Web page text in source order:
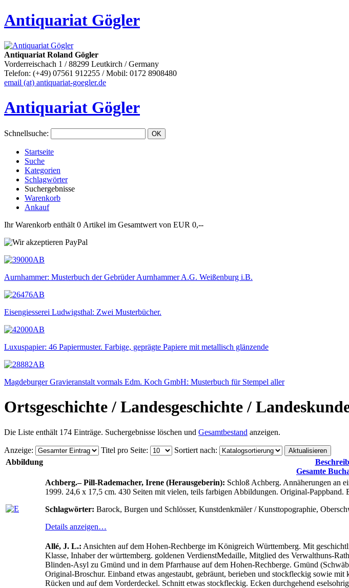
Antiquariat Gögler
Antiquariat Roland Gögler
Vorderreischach 1 / 88299 Leutkirch / Germany
Telefon: (+49) 07561 912255 / Mobil: 0172 8908480
email (at) antiquariat-goegler.de
Antiquariat Gögler
Schnellsuche:
Startseite
Suche
Kategorien
Schlagwörter
Suchergebnisse
Warenkorb
Ankauf
Ihr Warenkorb enthält 0 Artikel im Gesamtwert von EUR 0,--
Aurnhammer: Musterbuch der Gebrüder Aurnhammer A.G. Weißenburg i.B.
Eisengiesserei Ludwigsthal: Zwei Musterbücher.
Luxuspapier: 46 Papiermuster. Farbige, geprägte Papiere mit metallisch glänzende
Magdeburger Gravieranstalt vormals Edm. Koch GmbH: Musterbuch für Stempel aller
Ortsgeschichte / Landesgeschichte /
Die Liste enthält 174 Einträge. Suchergebnisse löschen und Gesamtbestand anzeigen.
Anzeige: Titel pro Seite: Sortiert nach:
Abbildung
Gesamte
Achberg.– Pill-Rademacher, Irene (Herausgeberin): Schloß Achberg. Annäherungen an
1999. 24,6 x 17,5 cm. 430 Seiten mit vielen, teils farbigen Abbildungen. Original-Pappband.
Schlagwörter: Barock, Burgen und Schlösser, Kunstdenkmäler / Kunsttopographie,
Details anzeigen…
Allé, J. L.: Ansichten auf dem Hohen-Rechberge im Königreich Württemberg. Mit
Klasse, Inhaber der württemberg. goldenen VerdienstMedaille, Mitglied des Verwalthuns-
Blinden-Asyl zu Gmünd und in dem Pfarrhause auf dem Hohen-Rechberge. Gmünd
Original-Broschur. Einband etwas angestaubt, gebräunt, berieben und stockfleckig sowie
Rücken und auf dem Vorderdeckel. Schnitt etwas stockfleckig. Ecken durchgehend